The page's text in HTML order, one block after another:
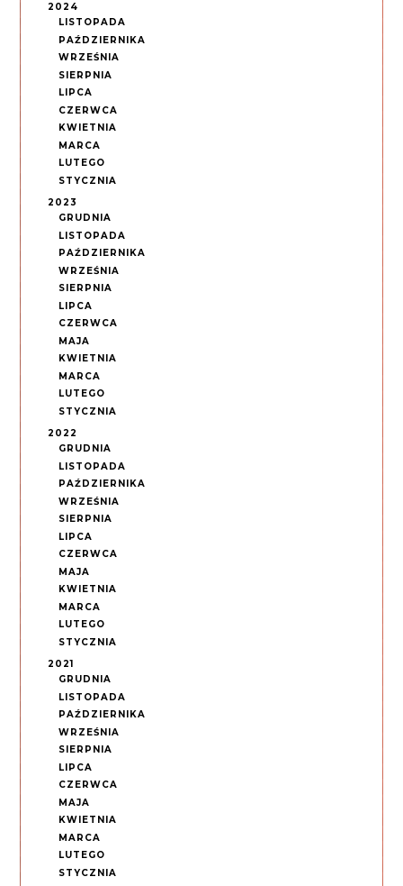
2024
LISTOPADA
PAŹDZIERNIKA
WRZEŚNIA
SIERPNIA
LIPCA
CZERWCA
KWIETNIA
MARCA
LUTEGO
STYCZNIA
2023
GRUDNIA
LISTOPADA
PAŹDZIERNIKA
WRZEŚNIA
SIERPNIA
LIPCA
CZERWCA
MAJA
KWIETNIA
MARCA
LUTEGO
STYCZNIA
2022
GRUDNIA
LISTOPADA
PAŹDZIERNIKA
WRZEŚNIA
SIERPNIA
LIPCA
CZERWCA
MAJA
KWIETNIA
MARCA
LUTEGO
STYCZNIA
2021
GRUDNIA
LISTOPADA
PAŹDZIERNIKA
WRZEŚNIA
SIERPNIA
LIPCA
CZERWCA
MAJA
KWIETNIA
MARCA
LUTEGO
STYCZNIA